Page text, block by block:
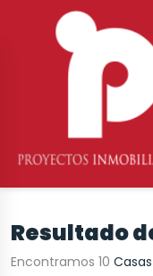
Resultado
Encontramos 10